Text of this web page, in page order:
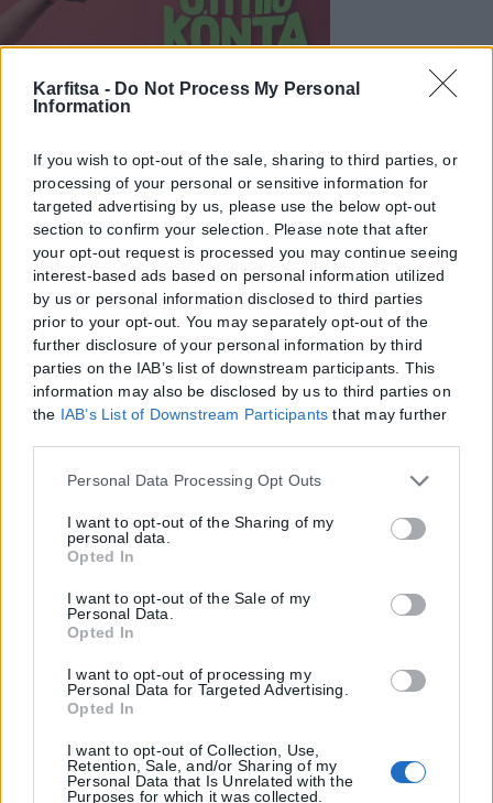
Karfitsa - Do Not Process My Personal
Information
If you wish to opt-out of the sale, sharing to third parties, or
processing of your personal or sensitive information for
targeted advertising by us, please use the below opt-out
section to confirm your selection. Please note that after
your opt-out request is processed you may continue seeing
interest-based ads based on personal information utilized
by us or personal information disclosed to third parties
prior to your opt-out. You may separately opt-out of the
further disclosure of your personal information by third
parties on the IAB’s list of downstream participants. This
information may also be disclosed by us to third parties on
the IAB’s List of Downstream Participants that may further
Please note that this website/app uses one or more Google
but not limited to your visit or usage behaviour. You may
click to grant or deny consent to Google and its third-party
tags to use your data for below specified purposes in below
Google consent section.
Personal Data Processing Opt Outs
I want to opt-out of the Sharing of my
personal data.
Opted In
I want to opt-out of the Sale of my
Personal Data.
Opted In
I want to opt-out of processing my
Personal Data for Targeted Advertising.
Opted In
I want to opt-out of Collection, Use,
Retention, Sale, and/or Sharing of my
Personal Data that Is Unrelated with the
Purposes for which it was collected.